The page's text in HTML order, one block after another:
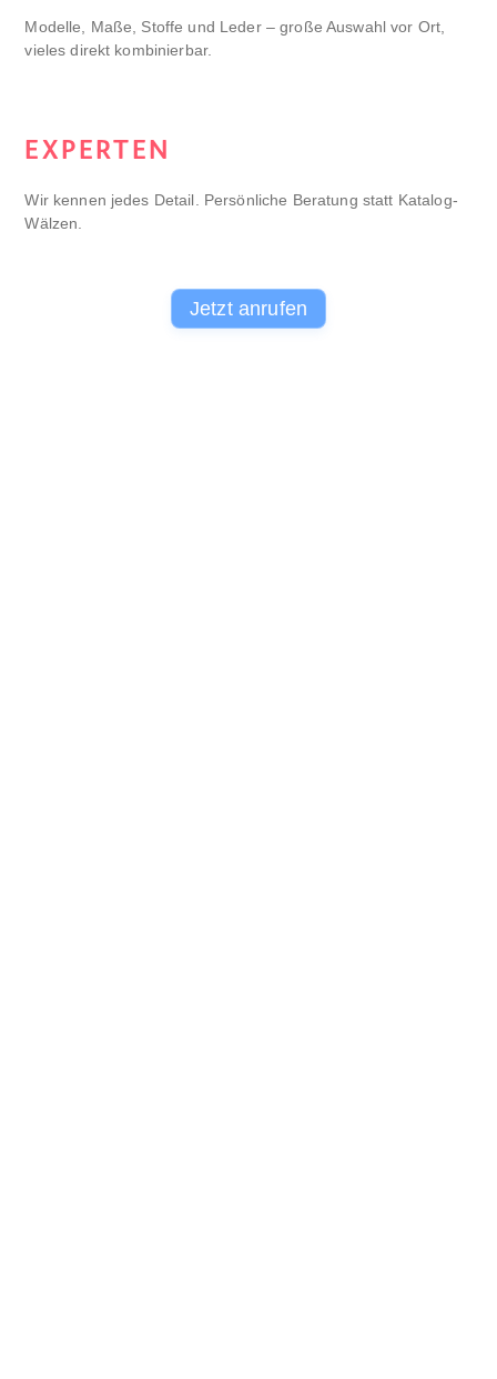
Modelle, Maße, Stoffe und Leder – große Auswahl vor Ort,
vieles direkt kombinierbar.
EXPERTEN
Wir kennen jedes Detail. Persönliche Beratung statt Katalog-
Wälzen.
Jetzt anrufen